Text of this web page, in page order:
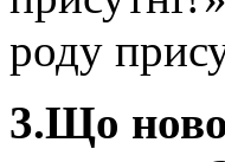
роду
3.Що